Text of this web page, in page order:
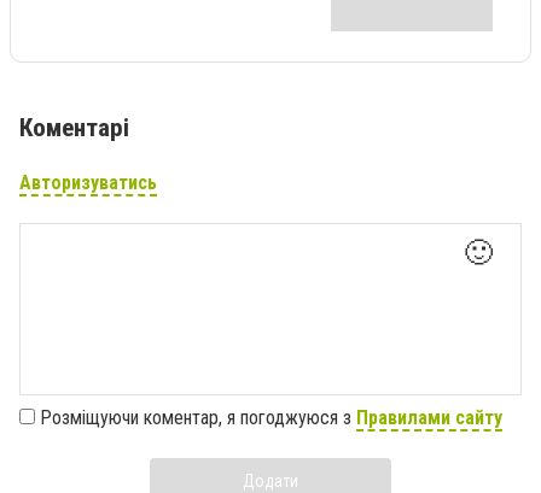
Коментарі
Авторизуватись
🙂
Розміщуючи коментар, я погоджуюся з Правилами сайту
Додати